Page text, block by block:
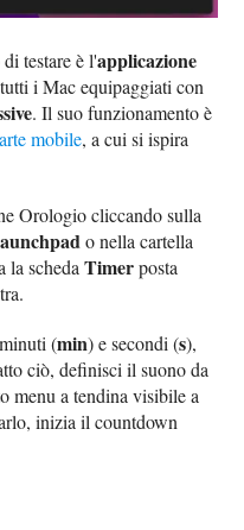
testare è l'applicazione
i Mac equipaggiati con
. Il suo funzionamento è
mobile, a cui si ispira
Orologio cliccando sulla
o nella cartella
la schedaTimerposta
(min) e secondi (s),
ciò, definisci il suono da
menu a tendina visibile a
inizia il countdown